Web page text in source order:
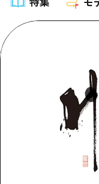
特
お
ア
イ
グ
モデ
モ
広
スポッ
ス
イベ